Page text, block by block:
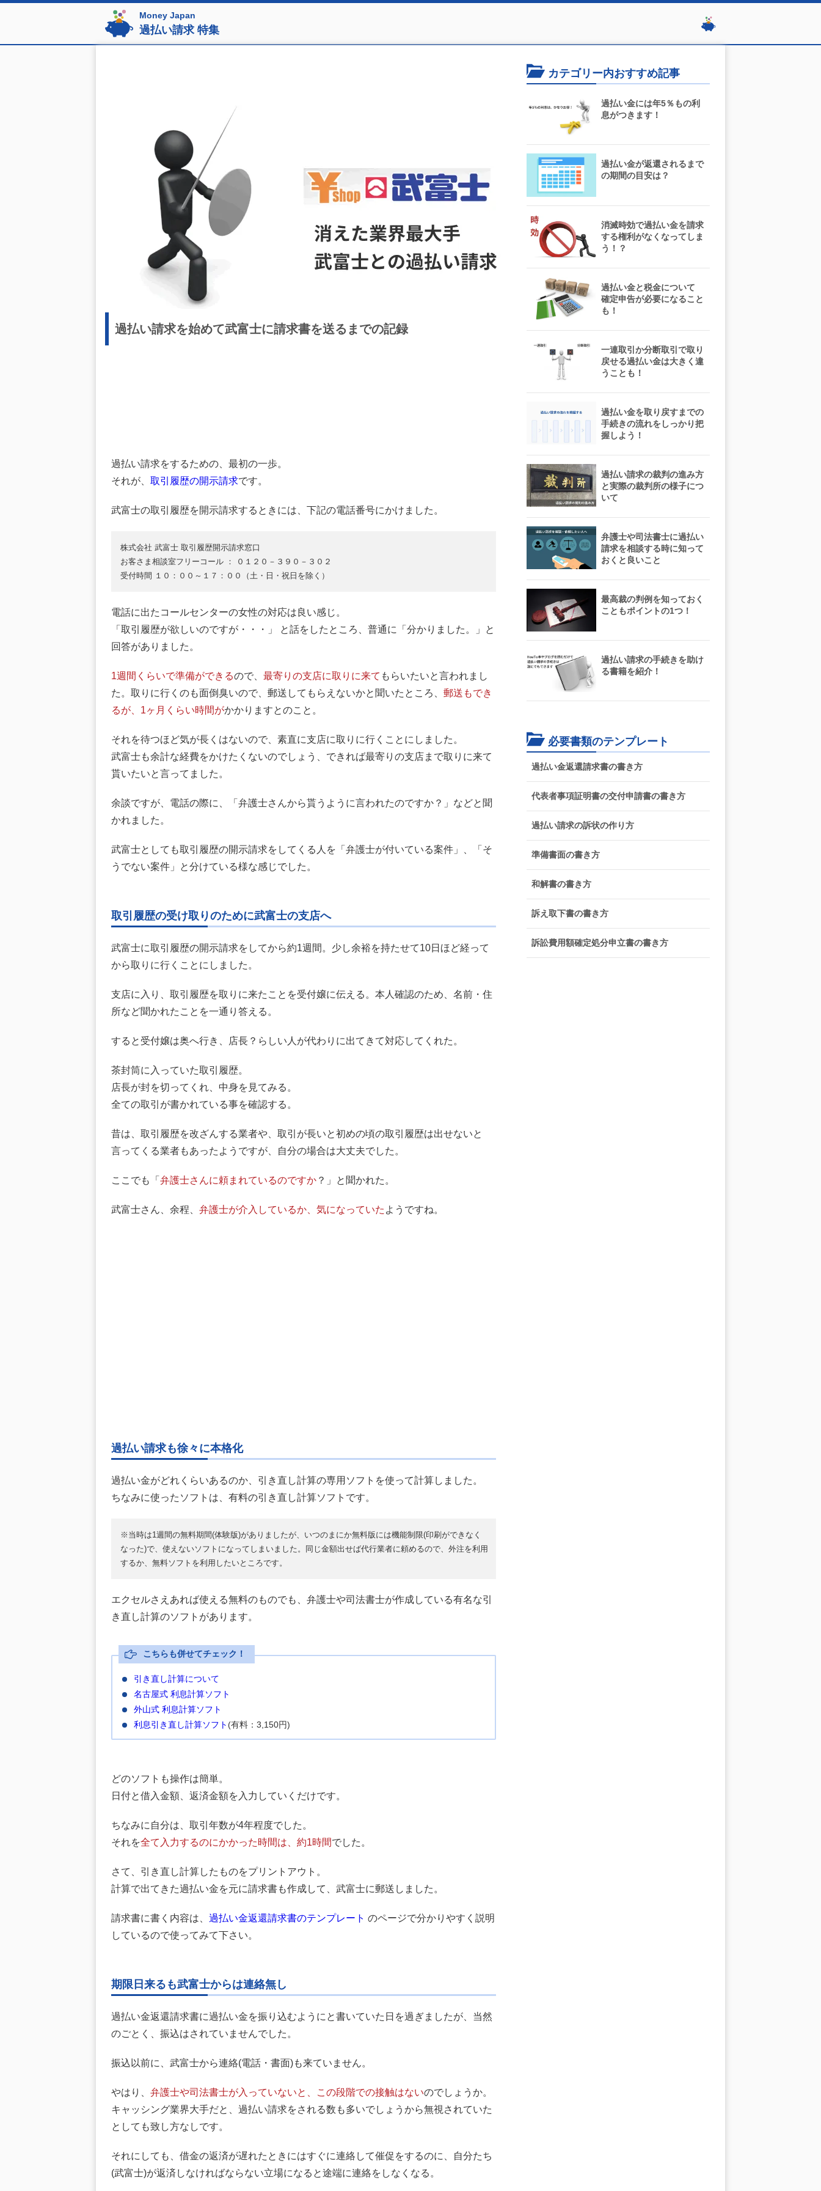
過払い請求 特集
Money Japan
過払い請求を始めて武富士に請求書を送るまでの記録
過払い請求をするための、最初の一歩。
それが、 取引履歴の開示請求です。
武富士の取引履歴を開示請求するときには、下記の電話番号にかけました。
株式会社 武富士 取引履歴開示請求窓口
お客さま相談室フリーコール ： ０１２０－３９０－３０２
受付時間 １０：００～１７：００（土・日・祝日を除く）
電話に出たコールセンターの女性の対応は良い感じ。
「取引履歴が欲しいのですが・・・」 と話をしたところ、普通に「分かりました。」と
回答がありました。
1週間くらいで準備ができるので、 最寄りの支店に取りに来て もらいたいと言われまし
た。取りに行くのも面倒臭いので、郵送してもらえないかと聞いたところ、 郵送もでき
るが、1ヶ月くらい時間がかかりますとのこと。
それを待つほど気が長くはないので、素直に支店に取りに行くことにしました。
武富士も余計な経費をかけたくないのでしょう、できれば最寄りの支店まで取りに来て
貰いたいと言ってました。
余談ですが、電話の際に、「弁護士さんから貰うように言われたのですか？」などと聞
かれました。
武富士としても取引履歴の開示請求をしてくる人を「弁護士が付いている案件」、「そ
うでない案件」と分けている様な感じでした。
取引履歴の受け取りのために武富士の支店へ
武富士に取引履歴の開示請求をしてから約1週間。少し余裕を持たせて10日ほど経って
から取りに行くことにしました。
支店に入り、取引履歴を取りに来たことを受付嬢に伝える。本人確認のため、名前・住
所など聞かれたことを一通り答える。
すると受付嬢は奥へ行き、店長？らしい人が代わりに出てきて対応してくれた。
茶封筒に入っていた取引履歴。
店長が封を切ってくれ、中身を見てみる。
全ての取引が書かれている事を確認する。
昔は、取引履歴を改ざんする業者や、取引が長いと初めの頃の取引履歴は出せないと
言ってくる業者もあったようですが、自分の場合は大丈夫でした。
ここでも「 弁護士さんに頼まれているのですか ？」と聞かれた。
武富士さん、余程、 弁護士が介入しているか、気になっていた ようですね。
過払い請求も徐々に本格化
過払い金がどれくらいあるのか、引き直し計算の専用ソフトを使って計算しました。
ちなみに使ったソフトは、有料の引き直し計算ソフトです。
※当時は1週間の無料期間(体験版)がありましたが、いつのまにか無料版には機能制限(印刷ができなく
なった)で、使えないソフトになってしまいました。同じ金額出せば代行業者に頼めるので、外注を利用
するか、無料ソフトを利用したいところです。
エクセルさえあれば使える無料のものでも、弁護士や司法書士が作成している有名な引
き直し計算のソフトがあります。
こちらも併せてチェック！
引き直し計算について
名古屋式 利息計算ソフト
外山式 利息計算ソフト
利息引き直し計算ソフト (有料：3,150円)
どのソフトも操作は簡単。
日付と借入金額、返済金額を入力していくだけです。
ちなみに自分は、取引年数が4年程度でした。
それを全て入力するのにかかった時間は、約1時間でした。
さて、引き直し計算したものをプリントアウト。
計算で出てきた過払い金を元に請求書も作成して、武富士に郵送しました。
請求書に書く内容は、 過払い金返還請求書のテンプレート のページで分かりやすく説明
しているので使ってみて下さい。
期限日来るも武富士からは連絡無し
過払い金返還請求書に過払い金を振り込むようにと書いていた日を過ぎましたが、当然
のごとく、振込はされていませんでした。
振込以前に、武富士から連絡(電話・書面)も来ていません。
やはり、 弁護士や司法書士が入っていないと、この段階での接触はないのでしょうか。
キャッシング業界大手だと、過払い請求をされる数も多いでしょうから無視されていた
としても致し方なしです。
それにしても、借金の返済が遅れたときにはすぐに連絡して催促をするのに、自分たち
(武富士)が返済しなければならない立場になると途端に連絡をしなくなる。
カテゴリー内おすすめ記事
過払い金には年5％もの利
息がつきます！
過払い金が返還されるまで
の期間の目安は？
消滅時効で過払い金を請求
する権利がなくなってしま
う！？
過払い金と税金について
確定申告が必要になること
も！
一連取引か分断取引で取り
戻せる過払い金は大きく違
うことも！
過払い金を取り戻すまでの
手続きの流れをしっかり把
握しよう！
過払い請求の裁判の進み方
と実際の裁判所の様子につ
いて
弁護士や司法書士に過払い
請求を相談する時に知って
おくと良いこと
最高裁の判例を知っておく
こともポイントの1つ！
過払い請求の手続きを助け
る書籍を紹介！
必要書類のテンプレート
過払い金返還請求書の書き方
代表者事項証明書の交付申請書の書き方
過払い請求の訴状の作り方
準備書面の書き方
和解書の書き方
訴え取下書の書き方
訴訟費用額確定処分申立書の書き方